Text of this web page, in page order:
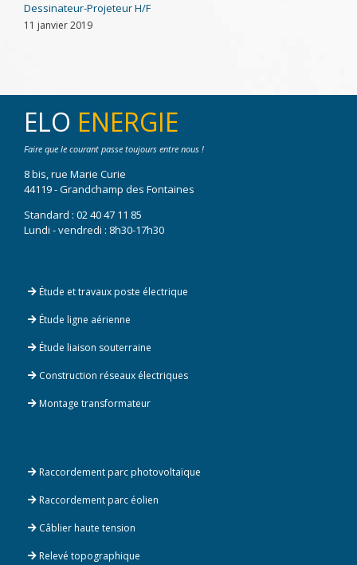
Dessinateur-Projeteur H/F
11 janvier 2019
ELO ENERGIE
Faire que le courant passe toujours entre nous !
8 bis, rue Marie Curie
44119 - Grandchamp des Fontaines
Standard : 02 40 47 11 85
Lundi - vendredi : 8h30-17h30
Étude et travaux poste électrique
Étude ligne aérienne
Étude liaison souterraine
Construction réseaux électriques
Montage transformateur
Raccordement parc photovoltaïque
Raccordement parc éolien
Câblier haute tension
Relevé topographique